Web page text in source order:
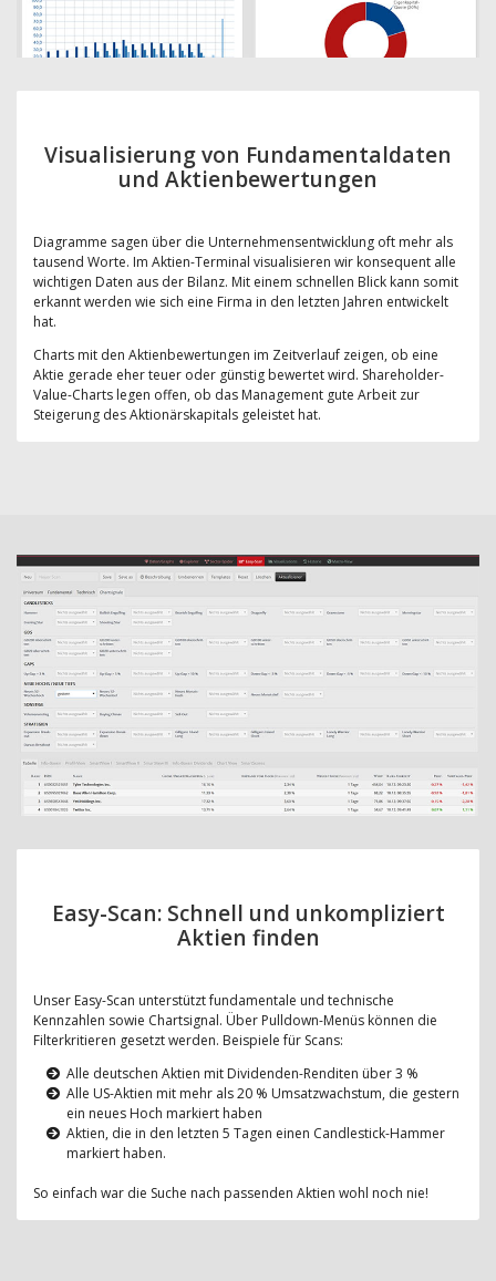
Visualisierung von Fundamentaldaten
und Aktienbewertungen
Diagramme sagen über die Unternehmensentwicklung oft mehr als
tausend Worte. Im Aktien-Terminal visualisieren wir konsequent alle
wichtigen Daten aus der Bilanz. Mit einem schnellen Blick kann somit
erkannt werden wie sich eine Firma in den letzten Jahren entwickelt
hat.
Charts mit den Aktienbewertungen im Zeitverlauf zeigen, ob eine
Aktie gerade eher teuer oder günstig bewertet wird. Shareholder-
Value-Charts legen offen, ob das Management gute Arbeit zur
Steigerung des Aktionärskapitals geleistet hat.
Easy-Scan: Schnell und unkompliziert
Aktien finden
Unser Easy-Scan unterstützt fundamentale und technische
Kennzahlen sowie Chartsignal. Über Pulldown-Menüs können die
Filterkritieren gesetzt werden. Beispiele für Scans:
Alle deutschen Aktien mit Dividenden-Renditen über 3 %
Alle US-Aktien mit mehr als 20 % Umsatzwachstum, die gestern
ein neues Hoch markiert haben
Aktien, die in den letzten 5 Tagen einen Candlestick-Hammer
markiert haben.
So einfach war die Suche nach passenden Aktien wohl noch nie!